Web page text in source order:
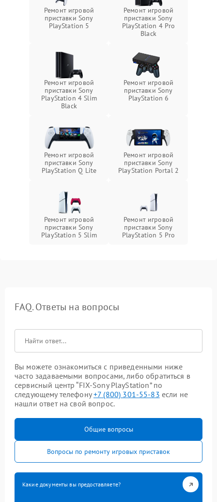
Ремонт игровой
приставки Sony
PlayStation 5
Ремонт игровой
приставки Sony
PlayStation 4 Pro
Black
Ремонт игровой
приставки Sony
PlayStation 4 Slim
Black
Ремонт игровой
приставки Sony
PlayStation 6
Ремонт игровой
приставки Sony
PlayStation Q Lite
Ремонт игровой
приставки Sony
PlayStation Portal 2
Ремонт игровой
приставки Sony
PlayStation 5 Slim
Ремонт игровой
приставки Sony
PlayStation 5 Pro
FAQ. Ответы на вопросы
Вы можете ознакомиться с приведенными ниже
часто задаваемыми вопросами, либо обратиться в
сервисный центр “FIX-Sony PlayStation” по
следующему телефону+7 (800) 301-55-83 если не
нашли ответ на свой вопрос.
Общие вопросы
Вопросы по ремонту игровых приставок
Какие документы вы предоставляете?